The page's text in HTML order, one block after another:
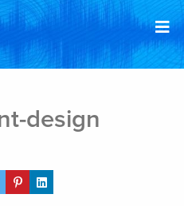
design
Share Post